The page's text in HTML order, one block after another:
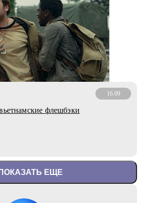
16.09
флешбэки
ПОКАЗАТЬ ЕЩЕ